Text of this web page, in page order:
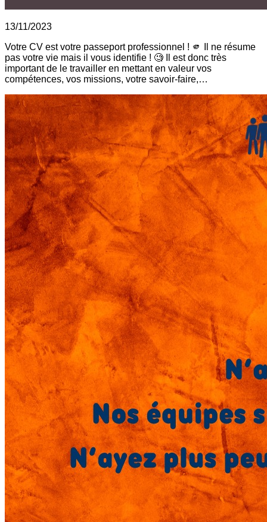
13/11/2023
Votre CV est votre passeport professionnel ! 🫵 Il ne résume
pas votre vie mais il vous identifie ! 🧐 Il est donc très
important de le travailler en mettant en valeur vos
compétences, vos missions, votre savoir-faire,…